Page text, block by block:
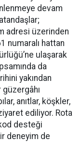
devam
adresi üzerinden
numaralı hattan
ulaşarak
da
yakından
güzergâhı
anıtlar, köşkler,
ediliyor. Rota
desteği
deneyim de